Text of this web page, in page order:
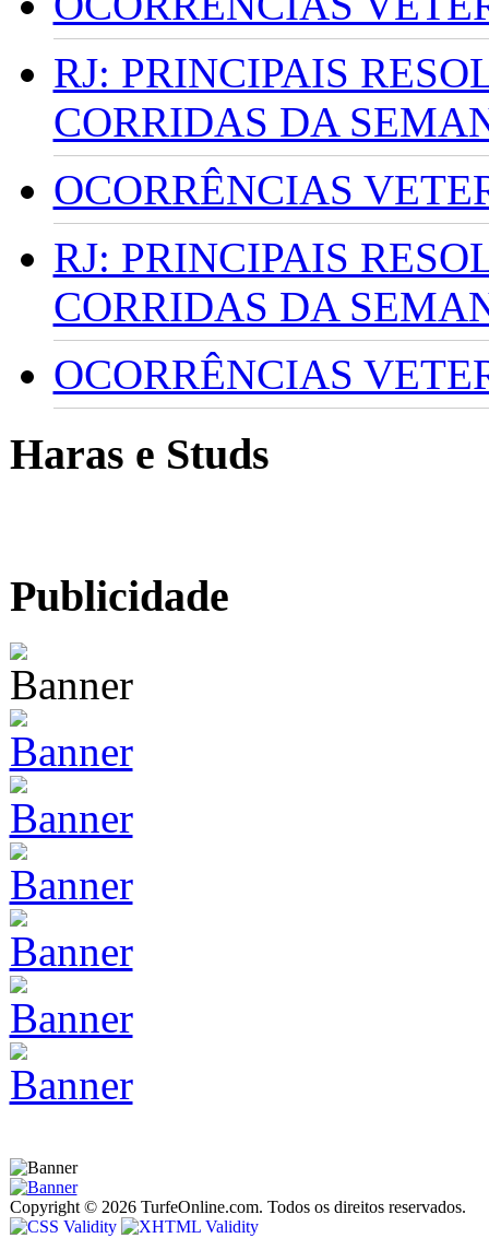
RJ: PRINCIPAIS
CORRIDAS DA
OCORRÊNCIAS
RJ: PRINCIPAIS
CORRIDAS DA
OCORRÊNCIAS
Haras e Studs
Publicidade
Copyright © 2026 TurfeOnline.com. Todos os direitos reservados.